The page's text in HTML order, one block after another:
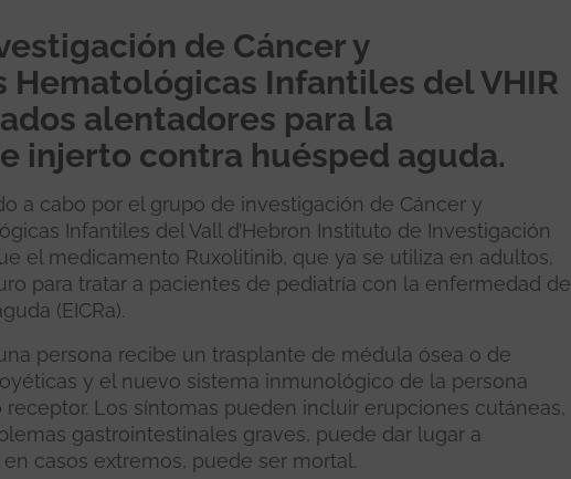
de Cáncer y
Hematológicas Infantiles del VHIR
alentadores para la
injerto contra huésped aguda.
a cabo por el grupo de investigación de Cáncer y
Infantiles del Vall d’Hebron Instituto de Investigación
el medicamento Ruxolitinib, que ya se utiliza en adultos,
para tratar a pacientes de pediatría con la enfermedad de
(EICRa).
persona recibe un trasplante de médula ósea o de
y el nuevo sistema inmunológico de la persona
Los síntomas pueden incluir erupciones cutáneas,
gastrointestinales graves, puede dar lugar a
casos extremos, puede ser mortal.